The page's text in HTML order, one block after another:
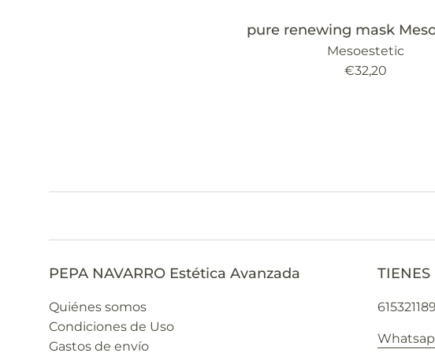
pure renewing mask
Mesoestetic
Precio
€32,20
PEPA NAVARRO Estética Avanzada
Quiénes somos
Condiciones de Uso
Gastos de envío
615321189